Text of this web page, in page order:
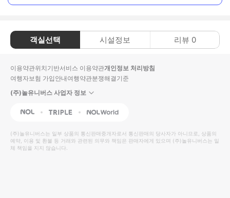
객실선택 시설정보 리뷰 0
이용약관위치기반서비스 이용약관개인정보 처리방침
여행자보험 가입안내여행약관분쟁해결기준
(주)놀유니버스 사업자 정보
NOL Triple Interpark Global
(주)놀유니버스는 일부 상품의 통신판매중개자로서 통신판매의 당사자가 아니므로, 상품의
예약, 이용 및 환불 등 거래와 관련된 의무와 책임은 판매자에게 있으며 (주)놀유니버스는 일
체 책임을 지지 않습니다.